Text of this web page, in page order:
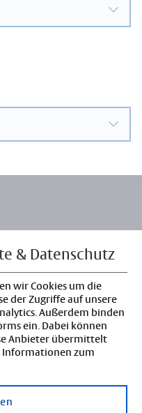
& Datenschutz
wir Cookies um die
der Zugriffe auf unsere
Außerdem binden
ein. Dabei können
Anbieter übermittelt
Informationen zum